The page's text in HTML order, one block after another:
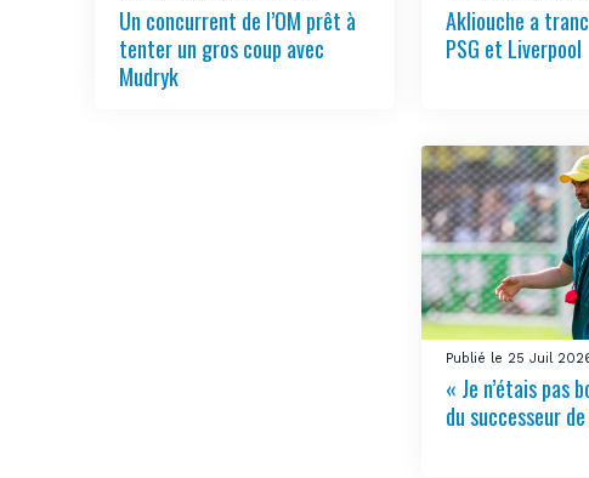
Un concurrent de l’OM prêt à
tenter un gros coup avec
Mudryk
Akliouche a
PSG et Liverpool
Publié le 25 Juil
« Je n’étais pas
du successeur